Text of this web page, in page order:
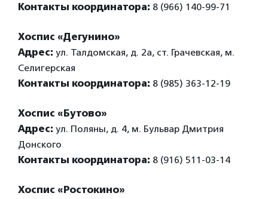
Контакты координатора: 8 (966) 140-99-71
Хоспис «Дегунино»
Адрес: ул. Талдомская, д. 2а, ст. Грачевская, м.
Селигерская
Контакты координатора: 8 (985) 363-12-19
Хоспис «Бутово»
Адрес: ул. Поляны, д. 4, м. Бульвар Дмитрия
Донского
Контакты координатора: 8 (916) 511-03-14
Хоспис «Ростокино»